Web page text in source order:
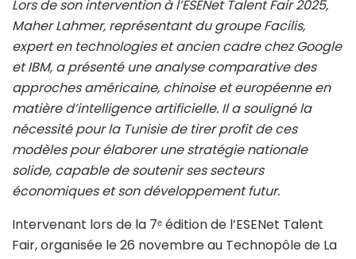
Lors de son intervention à l’ESENet Talent Fair 2025,
Maher Lahmer, représentant du groupe Facilis,
expert en technologies et ancien cadre chez Google
et IBM, a présenté une analyse comparative des
approches américaine, chinoise et européenne en
matière d’intelligence artificielle. Il a souligné la
nécessité pour la Tunisie de tirer profit de ces
modèles pour élaborer une stratégie nationale
solide, capable de soutenir ses secteurs
économiques et son développement futur.
Intervenant lors de la 7ᵉ édition de l’ESENet Talent
Fair, organisée le 26 novembre au Technopôle de La